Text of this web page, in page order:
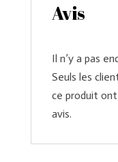
Avis
Il n’y a pas
Seuls les
ce produit ont
avis.